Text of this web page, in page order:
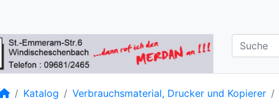
Startseite
Katalog Verbrauchsmaterial, Drucker und Kopierer